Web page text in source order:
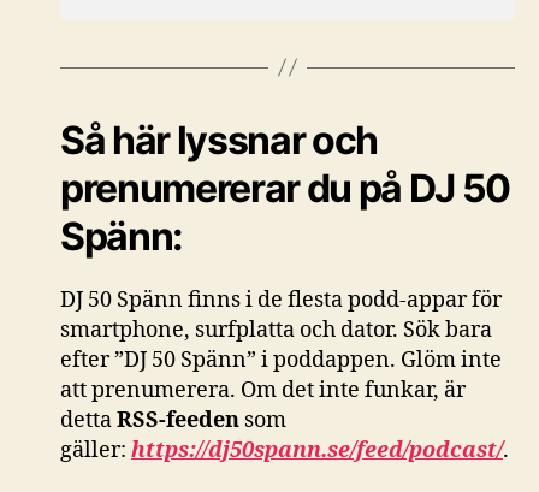
Så här lyssnar och
prenumererar du på DJ 50
Spänn:
DJ 50 Spänn finns i de flesta podd-appar för
smartphone, surfplatta och dator. Sök bara
efter ”DJ 50 Spänn” i poddappen. Glöm inte
att prenumerera. Om det inte funkar, är
dettaRSS-feeden som
gäller: https://dj50spann.se/feed/podcast/.